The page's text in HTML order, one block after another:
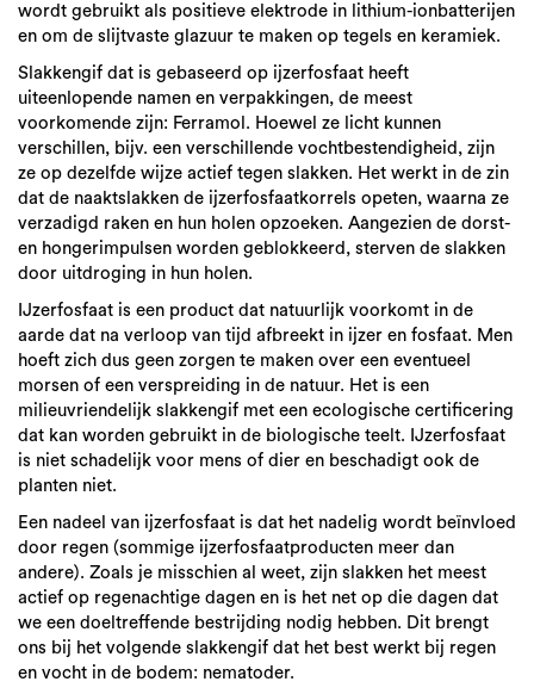
wordt gebruikt als positieve elektrode in lithium-ionbatterijen
en om de slijtvaste glazuur te maken op tegels en keramiek.
Slakkengif dat is gebaseerd op ijzerfosfaat heeft
uiteenlopende namen en verpakkingen, de meest
voorkomende zijn: Ferramol. Hoewel ze licht kunnen
verschillen, bijv. een verschillende vochtbestendigheid, zijn
ze op dezelfde wijze actief tegen slakken. Het werkt in de zin
dat de naaktslakken de ijzerfosfaatkorrels opeten, waarna ze
verzadigd raken en hun holen opzoeken. Aangezien de dorst-
en hongerimpulsen worden geblokkeerd, sterven de slakken
door uitdroging in hun holen.
IJzerfosfaat is een product dat natuurlijk voorkomt in de
aarde dat na verloop van tijd afbreekt in ijzer en fosfaat. Men
hoeft zich dus geen zorgen te maken over een eventueel
morsen of een verspreiding in de natuur. Het is een
milieuvriendelijk slakkengif met een ecologische certificering
dat kan worden gebruikt in de biologische teelt. IJzerfosfaat
is niet schadelijk voor mens of dier en beschadigt ook de
planten niet.
Een nadeel van ijzerfosfaat is dat het nadelig wordt beïnvloed
door regen (sommige ijzerfosfaatproducten meer dan
andere). Zoals je misschien al weet, zijn slakken het meest
actief op regenachtige dagen en is het net op die dagen dat
we een doeltreffende bestrijding nodig hebben. Dit brengt
ons bij het volgende slakkengif dat het best werkt bij regen
en vocht in de bodem: nematoder.